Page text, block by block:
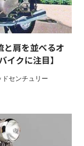
肩を並べるオ
イクに注目】
ドセンチュリー